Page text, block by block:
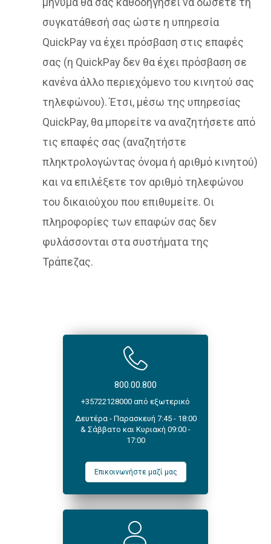
συγκατάθεσή σας ώστε η υπηρεσία
QuickPay να έχει πρόσβαση στις επαφές
σας (η QuickPay δεν θα έχει πρόσβαση σε
κανένα άλλο περιεχόμενο του κινητού σας
τηλεφώνου). Έτσι, μέσω της υπηρεσίας
QuickPay, θα μπορείτε να αναζητήσετε από
τις επαφές σας (αναζητήστε
πληκτρολογώντας όνομα ή αριθμό κινητού)
και να επιλέξετε τον αριθμό τηλεφώνου
του δικαιούχου που επιθυμείτε. Οι
πληροφορίες των επαφών σας δεν
φυλάσσονται στα συστήματα της
Τράπεζας.
800.00.800
+35722128000 από εξωτερικό
Δευτέρα - Παρασκευή 7:45 - 18:00
& Σάββατο και Κυριακή 09:00 -
17:00
Επικοινωνήστε μαζί μας